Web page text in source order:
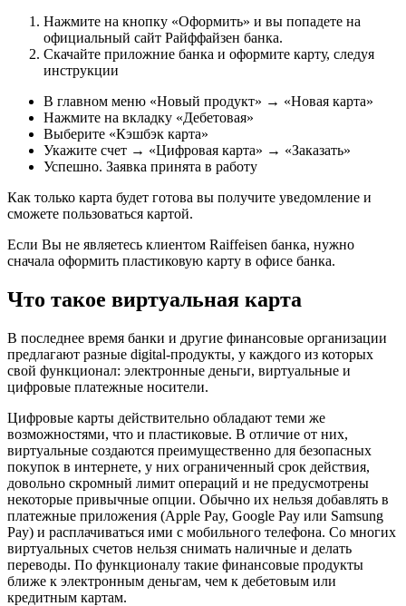
Нажмите на кнопку «Оформить» и вы попадете на
официальный сайт Райффайзен банка.
Скачайте приложние банка и оформите карту, следуя
инструкции
В главном меню «Новый продукт» → «Новая карта»
Нажмите на вкладку «Дебетовая»
Выберите «Кэшбэк карта»
Укажите счет → «Цифровая карта» → «Заказать»
Успешно. Заявка принята в работу
Как только карта будет готова вы получите уведомление и
сможете пользоваться картой.
Если Вы не являетесь клиентом Raiffeisen банка, нужно
сначала оформить пластиковую карту в офисе банка.
Что такое виртуальная карта
В последнее время банки и другие финансовые организации
предлагают разные digital-продукты, у каждого из которых
свой функционал: электронные деньги, виртуальные и
цифровые платежные носители.
Цифровые карты действительно обладают теми же
возможностями, что и пластиковые. В отличие от них,
виртуальные создаются преимущественно для безопасных
покупок в интернете, у них ограниченный срок действия,
довольно скромный лимит операций и не предусмотрены
некоторые привычные опции. Обычно их нельзя добавлять в
платежные приложения (Apple Pay, Google Pay или Samsung
Pay) и расплачиваться ими с мобильного телефона. Со многих
виртуальных счетов нельзя снимать наличные и делать
переводы. По функционалу такие финансовые продукты
ближе к электронным деньгам, чем к дебетовым или
кредитным картам.